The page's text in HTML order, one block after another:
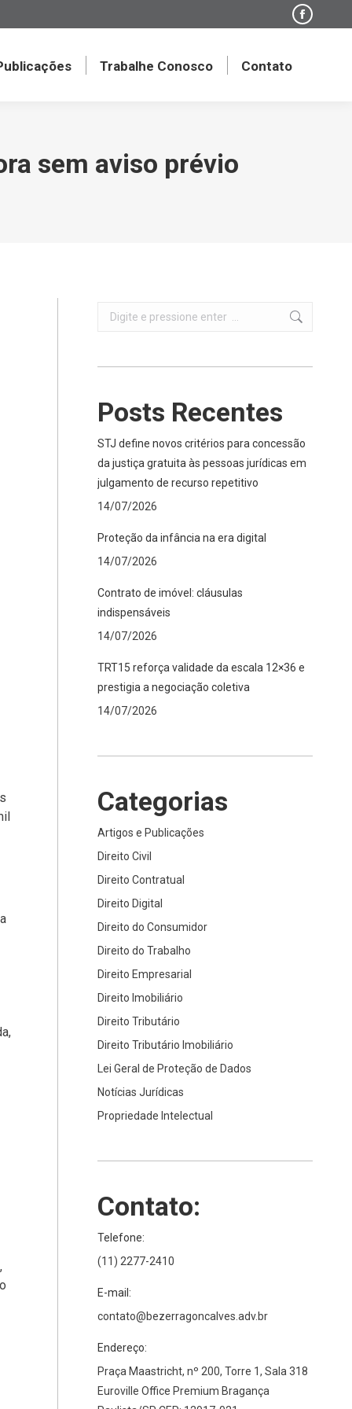
Trabalhe Conosco Contato
sem aviso prévio
Search:
Posts Recentes
STJ define novos critérios para concessão
da justiça gratuita às pessoas jurídicas em
julgamento de recurso repetitivo
14/07/2026
Proteção da infância na era digital
14/07/2026
Contrato de imóvel: cláusulas
indispensáveis
14/07/2026
TRT15 reforça validade da escala 12×36 e
prestigia a negociação coletiva
14/07/2026
Categorias
Artigos e Publicações
Direito Civil
Direito Contratual
Direito Digital
Direito do Consumidor
Direito do Trabalho
Direito Empresarial
Direito Imobiliário
Direito Tributário
Direito Tributário Imobiliário
Lei Geral de Proteção de Dados
Notícias Jurídicas
Propriedade Intelectual
Contato:
Telefone:
(11) 2277-2410
E-mail:
contato@bezerragoncalves.adv.br
Endereço:
Praça Maastricht, nº 200, Torre 1, Sala 318
Euroville Office Premium Bragança